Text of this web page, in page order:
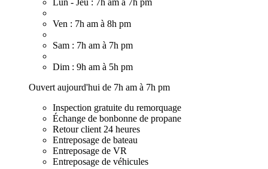
Lun - Jeu : 7h am à 7h pm
Ven : 7h am à 8h pm
Sam : 7h am à 7h pm
Dim : 9h am à 5h pm
Ouvert aujourd'hui de 7h am à 7h pm
Inspection gratuite du remorquage
Échange de bonbonne de propane
Retour client 24 heures
Entreposage de bateau
Entreposage de VR
Entreposage de véhicules